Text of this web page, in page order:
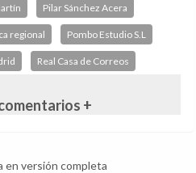
Pilar Sánchez Acera
regional Pombo Estudio S.L
Real Casa de Correos
+
en versión completa